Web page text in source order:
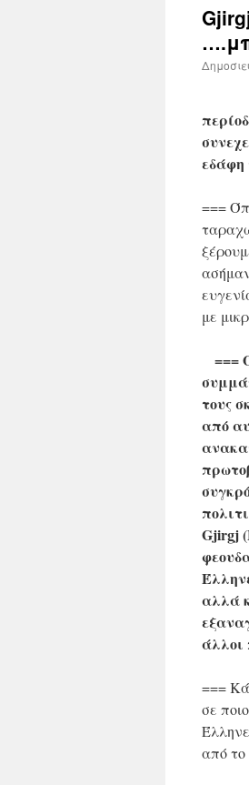
εδάφη
===
με
===
τους
από
Gjirgj
αλλά
άλλοι
===
σε
από το